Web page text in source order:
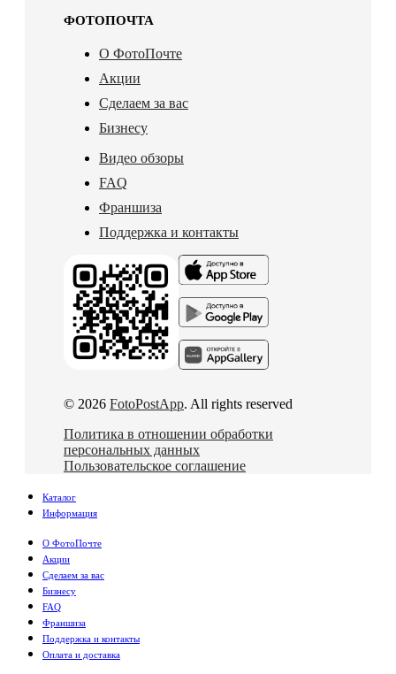
ФОТОПОЧТА
О ФотоПочте
Акции
Сделаем за вас
Бизнесу
Видео обзоры
FAQ
Франшиза
Поддержка и контакты
© 2026 FotoPostApp. All rights reserved
Политика в отношении обработки
персональных данных
Пользовательское соглашение
Каталог
Информация
О ФотоПочте
Акции
Сделаем за вас
Бизнесу
FAQ
Франшиза
Поддержка и контакты
Оплата и доставка